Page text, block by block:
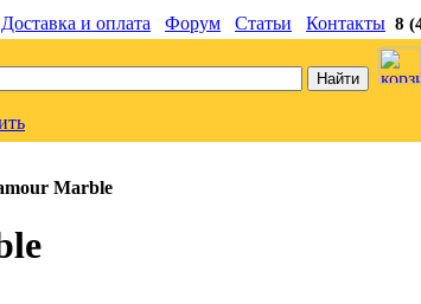
Доставка и оплата Форум Статьи Контакты 8
Marble